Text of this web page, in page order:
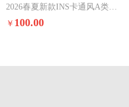
2026春夏新款INS卡通风A类全棉双层纱三四件套薰衣紫苏
￥ 100.00